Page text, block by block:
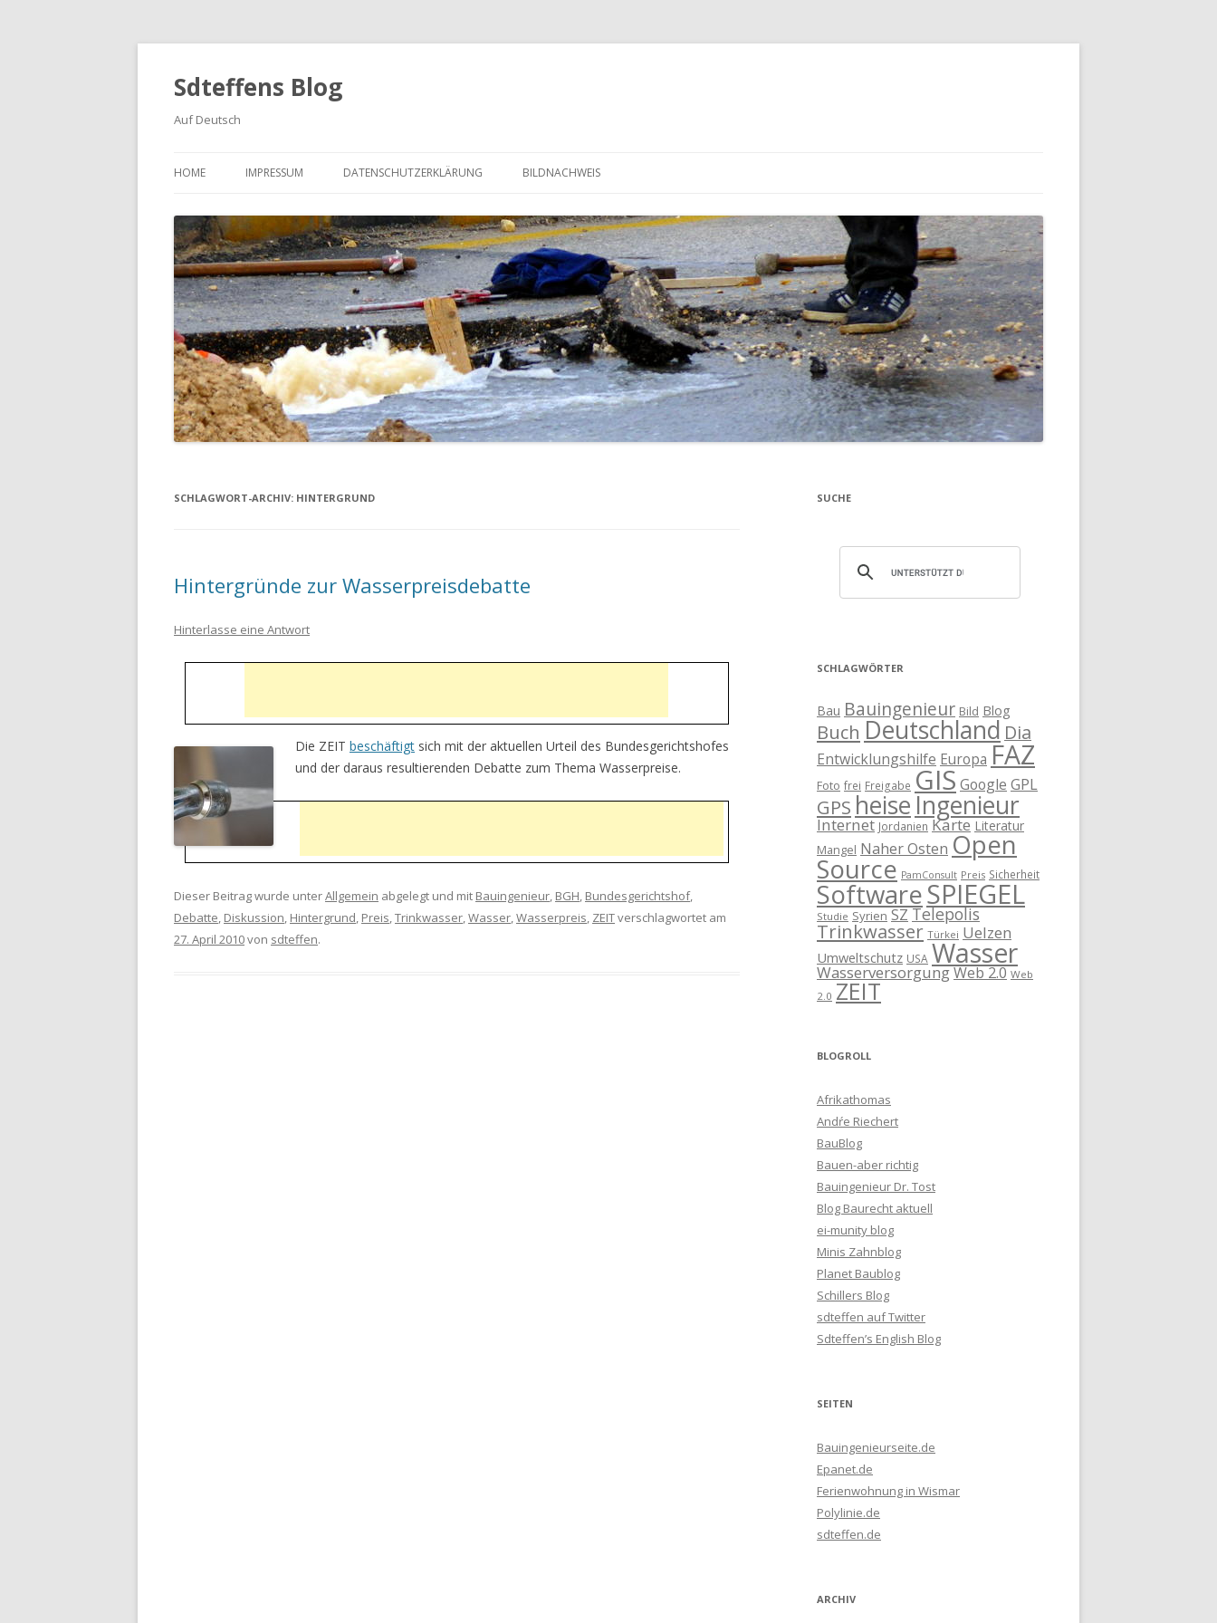
Sdteffens Blog
Auf Deutsch
HOME IMPRESSUM DATENSCHUTZERKLÄRUNG BILDNACHWEIS
SCHLAGWORT-ARCHIV: HINTERGRUND
Hintergründe zur Wasserpreisdebatte
Hinterlasse eine Antwort
Die ZEIT beschäftigt sich mit der aktuellen Urteil des Bundesgerichtshofes
und der daraus resultierenden Debatte zum Thema Wasserpreise.
Dieser Beitrag wurde unterAllgemein abgelegt und mit Bauingenieur, BGH, Bundesgerichtshof,
Debatte, Diskussion, Hintergrund, Preis,Trinkwasser,Wasser,Wasserpreis, ZEITverschlagwortet am
27. April 2010von sdteffen.
SUCHE
SCHLAGWÖRTER
Bau Bauingenieur Bild Blog
Buch Deutschland Dia
Entwicklungshilfe Europa FAZ
Foto frei Freigabe GIS Google GPL
GPS heise Ingenieur
Internet Jordanien Karte Literatur
Mangel Naher Osten Open
Source PamConsult Preis Sicherheit
SoftwareSPIEGEL
Studie Syrien SZ Telepolis
Trinkwasser Türkei Uelzen
Umweltschutz USA Wasser
WasserversorgungWeb 2.0 Web
2.0 ZEIT
BLOGROLL
Afrikathomas
Andŕe Riechert
BauBlog
Bauen-aber richtig
Bauingenieur Dr. Tost
Blog Baurecht aktuell
ei-munity blog
Minis Zahnblog
Planet Baublog
Schillers Blog
sdteffen auf Twitter
Sdteffen’s English Blog
SEITEN
Bauingenieurseite.de
Epanet.de
Ferienwohnung in Wismar
Polylinie.de
sdteffen.de
ARCHIV